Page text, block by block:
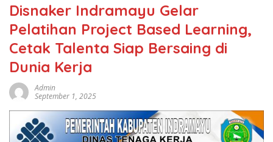
Disnaker Indramayu Gelar
Pelatihan Project Based Learning,
Cetak Talenta Siap Bersaing di
Dunia Kerja
Admin
September 1, 2025